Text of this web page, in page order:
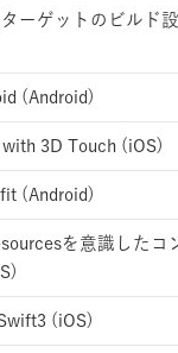
ーゲットのビルド
(Android)
3D Touch (iOS)
(Android)
を意識したコ
(iOS)